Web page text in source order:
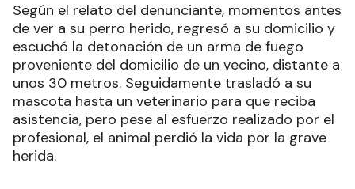
Según el relato del denunciante, momentos antes
de ver a su perro herido, regresó a su domicilio y
escuchó la detonación de un arma de fuego
proveniente del domicilio de un vecino, distante a
unos 30 metros. Seguidamente trasladó a su
mascota hasta un veterinario para que reciba
asistencia, pero pese al esfuerzo realizado por el
profesional, el animal perdió la vida por la grave
herida.